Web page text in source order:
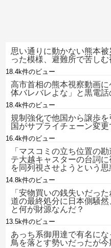
思い通りに動かない熊本
った模様、避難所で苦し
18.4k件のビュー
高市首相の熊本視察動画
体バレバレよな」と黒電
18.4k件のビュー
規制強化で他国から譲歩
国がサプライチェーン変
16.4k件のビュー
「マスコミの立ち位置の
テ大越キャスターの台詞
を同列視させようという思
14.8k件のビュー
「安物買いの銭失いだっ
道の最終処分に日本側騒
と何が財源なんだ？
13.5k件のビュー
あっち系御用達で有名に
鳥を落とす勢いだったが